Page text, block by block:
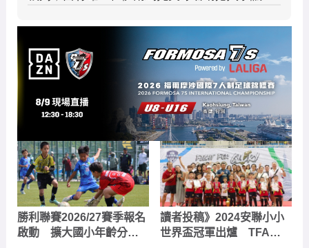
勝利聯賽2026/27賽季報名
啟動 擴大國小年齡分
讀者投稿》2024安聯小小
世界盃冠軍出爐 TFA奪